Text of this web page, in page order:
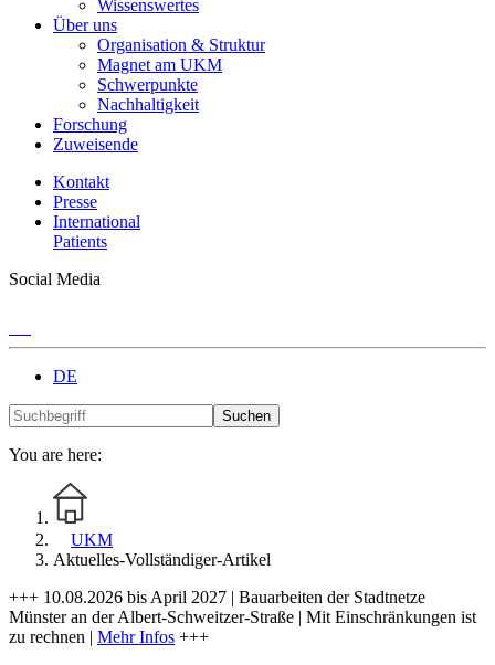
Wissenswertes
Über uns
Organisation & Struktur
Magnet am UKM
Schwerpunkte
Nachhaltigkeit
Forschung
Zuweisende
Kontakt
Presse
International
Patients
Social Media
DE
Suchen
You are here:
UKM
Aktuelles-Vollständiger-Artikel
+++ 10.08.2026 bis April 2027 | Bauarbeiten der Stadtnetze
Münster an der Albert-Schweitzer-Straße | Mit Einschränkungen ist
zu rechnen | Mehr Infos +++